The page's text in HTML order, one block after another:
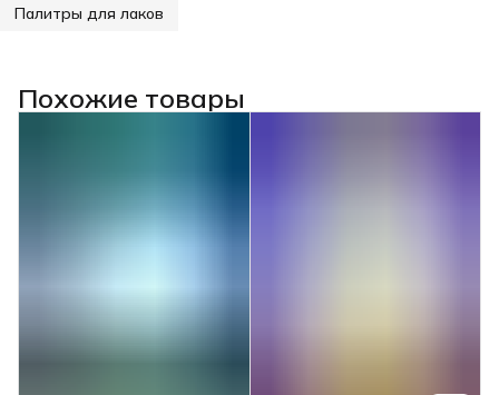
Палитры для лаков
Похожие товары